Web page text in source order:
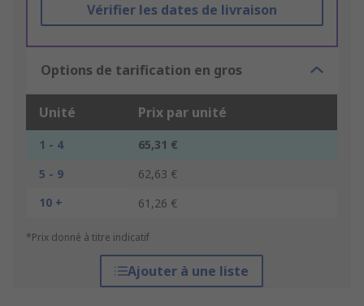
Vérifier les dates de livraison
Options de tarification en gros
Unité Prix par unité
1 - 4
65,31 €
5 - 9
62,63 €
10 +
61,26 €
*Prix donné à titre indicatif
Ajouter à une liste